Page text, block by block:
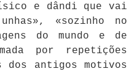
e dândi que vai
«sozinho no
do mundo e de
por repetições
dos antigos motivos